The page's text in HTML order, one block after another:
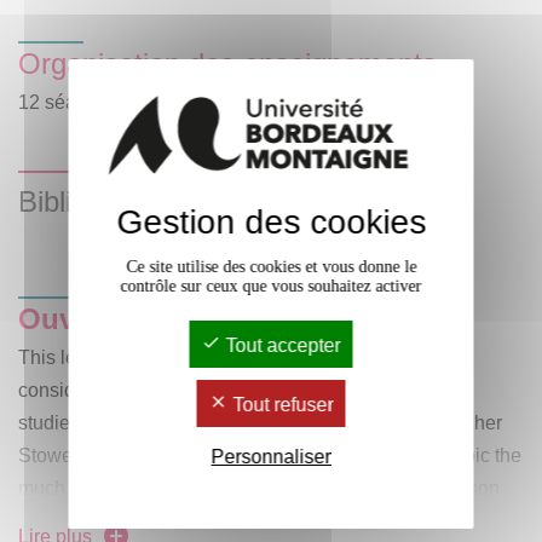
Organisation des enseignements
12 séances de CM de 1 heure hebdomadaire.
Bibliographie
Ouvrages au programme
This lecture will conjure up numerous works of fiction
considering the vast thematic and historical spectrum
studied, from cultural landmarks such as Harriet Beecher
Stowe’s
Uncle Tom's Cabin(but also on the same topic the
Lire plus
Gestion des cookies
Ce site utilise des cookies et vous donne le
contrôle sur ceux que vous souhaitez activer
Tout accepter
Tout refuser
Personnaliser